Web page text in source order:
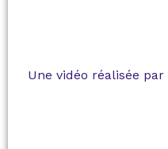
Une vidéo réalisée par